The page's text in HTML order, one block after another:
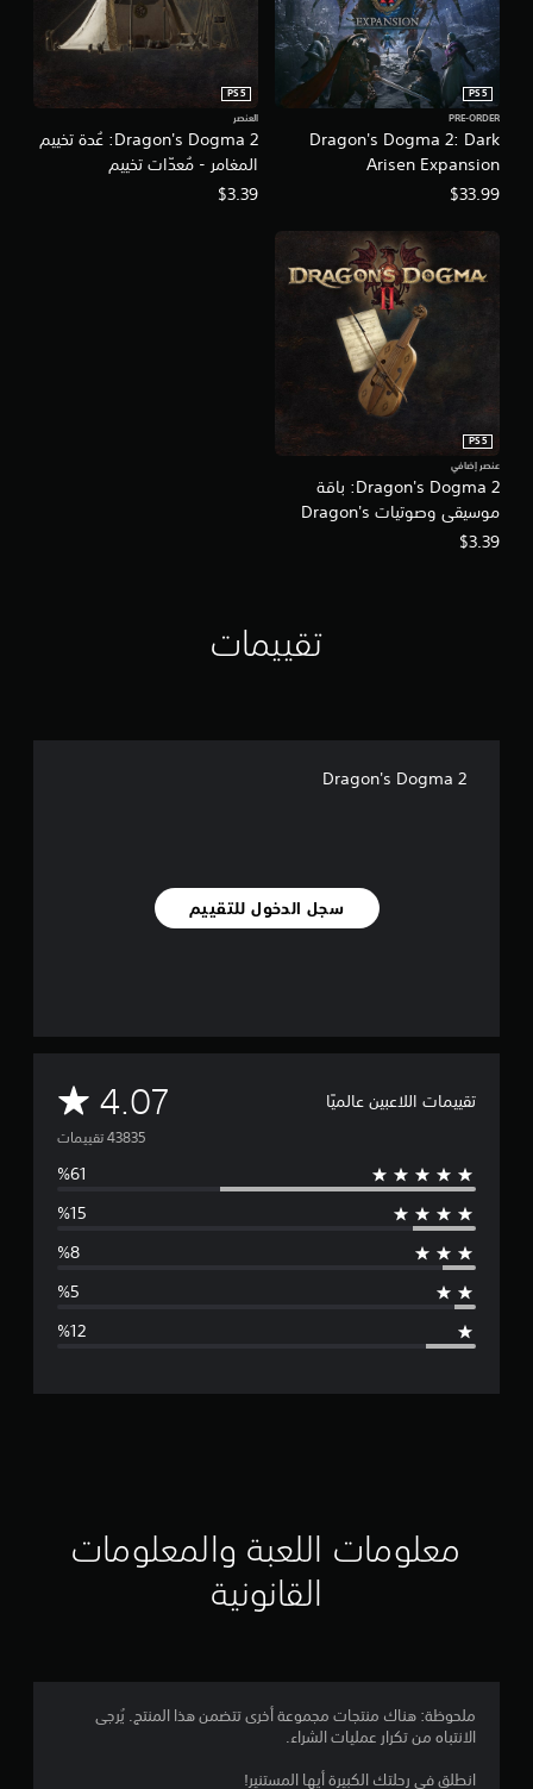
Dragon's Dogma 2: Dark
Arisen Expansion
PS5
PRE-ORDER
$33.99
Dragon's Dogma 2: عُدة تخييم
المغامر - مُعدّات تخييم
PS5
العنصر
$3.39
Dragon's Dogma 2: باقة
موسيقى وصوتيات Dragon's
Dogma - صوتيات اللعبة
PS5
عنصر إضافي
$3.39
تقييمات
Dragon's Dogma 2
سجل الدخول للتقييم
تقييمات اللاعبين عالميًا 4.07م
ت
و
س
ط
ت
ي
.
0
معلومات اللعبة والمعلومات
القانونية
ملحوظة: هناك منتجات مجموعة أخرى تتضمن هذا المنتج. يُرجى
الانتباه من تكرار عمليات الشراء.
انطلق في رحلتك الكبيرة أيها المستنير!